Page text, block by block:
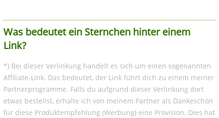
Was bedeutet ein Sternchen hinter einem
Link?
*) Bei dieser Verlinkung handelt es sich um einen sogenannten
Affiliate-Link. Das bedeutet, der Link führt dich zu einem meiner
Partnerprogramme. Falls du aufgrund dieser Verlinkung dort
etwas bestellst, erhalte ich von meinem Partner als Dankeschön
für diese Produktempfehlung (Werbung) eine Provision. Dies hat